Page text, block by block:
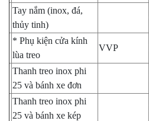
Tay nắm (inox, đá,
thủy tinh)
* Phụ kiện cửa kính
lùa treo
VVP
Thanh treo inox phi
25 và bánh xe đơn
Thanh treo inox phi
25 và bánh xe kép